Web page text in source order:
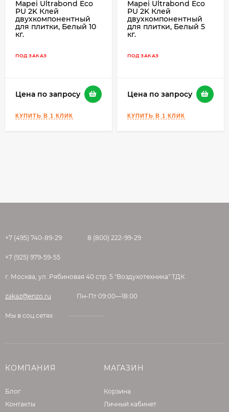
рекомендуется использовать механический
смеситель на низкой скорости, чтобы
предотвратить попадание слишком большого
смешивания продукта вручную.
Mapei Ultrabond Eco
PU 2K Клей
двухкомпонентный
для плитки, Белый 10
кг.
ПОД ЗАКАЗ
Цена по запросу
Mapei Ultrabond Eco
PU 2K Клей
двухкомпонентный
для плитки, Белый 5
кг.
ПОД ЗАКАЗ
Цена по запросу
+7 (495) 740-89-29 8 (800) 222-99-29
+7 (925) 979-59-55
г. Москва, ул. Рябиновая 40 стр. 5 "Воздухотехника" ТДК
zakaz@enzo.ru Пн-Пт 09:00—18:00
Мы в соц.сетях
КОМПАНИЯ
Блог
Контакты
МАГАЗИН
Корзина
Личный кабинет